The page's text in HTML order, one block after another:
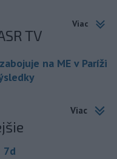
Viac
TV
na ME v Paríži
Viac
7d